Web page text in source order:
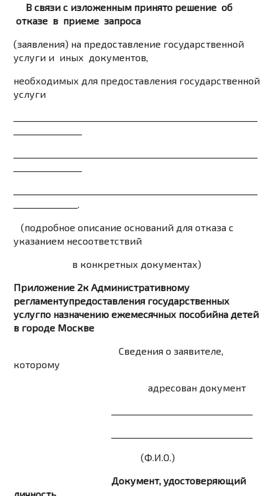
В связи с изложенным принято решение об
отказе в приеме запроса
(заявления) на предоставление государственной
услуги и иных документов,
необходимых для предоставления государственной
услуги
_______________.
(подробное описание оснований для отказа с
указанием несоответствий
в конкретных документах)
Приложение 2к Административному
регламентупредоставления государственных
услугпо назначению ежемесячных пособийна детей
в городе Москве
Сведения о заявителе,
которому
адресован документ
(Ф.И.О.)
Документ, удостоверяющий